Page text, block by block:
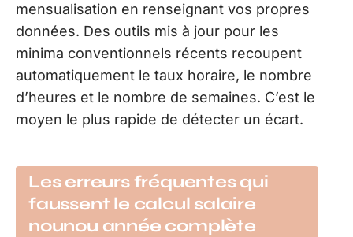
mensualisation en renseignant vos propres
données. Des outils mis à jour pour les
minima conventionnels récents recoupent
automatiquement le taux horaire, le nombre
d’heures et le nombre de semaines. C’est le
moyen le plus rapide de détecter un écart.
Les erreurs fréquentes qui
faussent le calcul salaire
nounou année complète